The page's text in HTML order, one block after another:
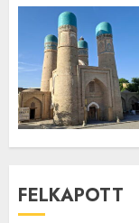
FELKAPOTT